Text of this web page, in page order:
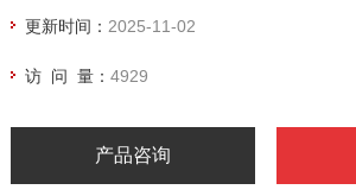
更新时间： 2025-11-02
访 问 量： 4929
产品咨询